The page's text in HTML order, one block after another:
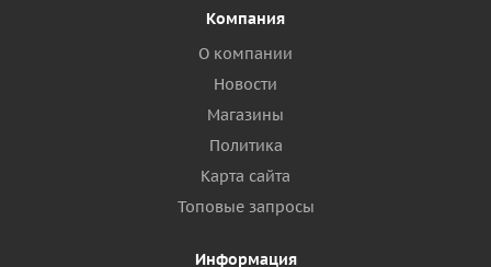
Компания
О компании
Новости
Магазины
Политика
Карта сайта
Топовые запросы
Информация